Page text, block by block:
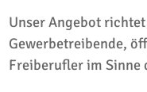
Unser Angebot
Gewerbetreibende,
Freiberufler im Sinne